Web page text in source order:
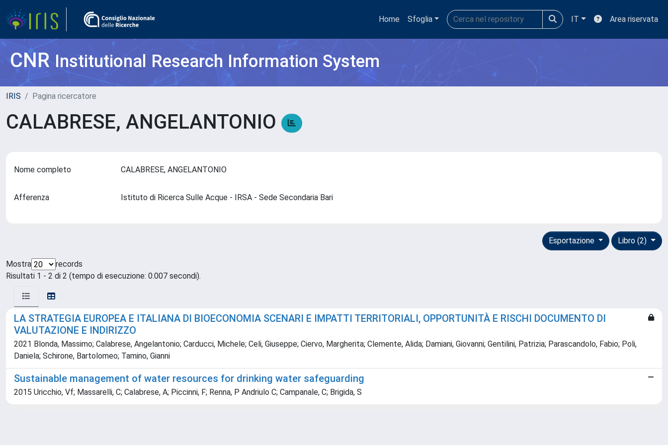
Home Sfoglia IT Area riservata
CNRInstitutional Research Information System
IRIS Pagina ricercatore
CALABRESE, ANGELANTONIO
Nome completo CALABRESE, ANGELANTONIO
Afferenza Istituto di Ricerca Sulle Acque - IRSA - Sede Secondaria Bari
Libro (2)
Esportazione
Mostra
records
Risultati 1 - 2 di 2 (tempo di esecuzione: 0.007 secondi).
LA STRATEGIA EUROPEA E ITALIANA DI BIOECONOMIA SCENARI E IMPATTI TERRITORIALI, OPPORTUNITÀ E RISCHI DOCUMENTO DI
VALUTAZIONE E INDIRIZZO
2021 Blonda, Massimo; Calabrese, Angelantonio; Carducci, Michele; Celi, Giuseppe; Ciervo, Margherita; Clemente, Alida; Damiani, Giovanni; Gentilini, Patrizia; Parascandolo, Fabio; Poli,
Daniela; Schirone, Bartolomeo; Tamino, Gianni
Sustainable management of water resources for drinking water safeguarding
2015 Uricchio, Vf; Massarelli, C; Calabrese, A; Piccinni, F; Renna, P Andriulo C; Campanale, C; Brigida, S